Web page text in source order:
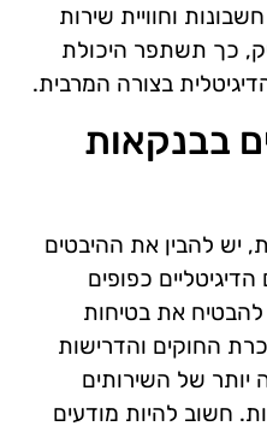
וחוויית שירות
כך תשתפר היכולת
בצורה המרבית.
בבנקאות
יש להבין את ההיבטים
כפופים
להבטיח את בטיחות
החוקים והדרישות
יותר של השירותים
חשוב להיות מודעים